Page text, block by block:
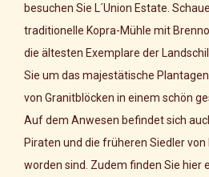
besuchen Sie L´Union Estate.
traditionelle Kopra-Mühle mit
die ältesten Exemplare der
Sie um das majestätische
von Granitblöcken in einem schön
Auf dem Anwesen befindet sich
Piraten und die früheren Siedler
worden sind. Zudem finden Sie hier